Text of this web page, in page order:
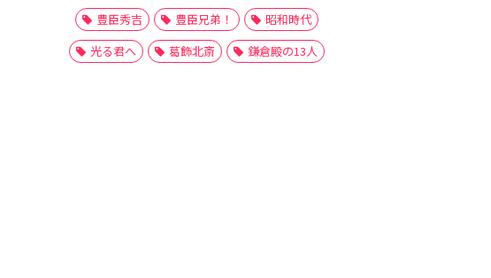
豊臣秀吉
豊臣兄弟！
昭和時代
光る君へ
葛飾北斎 鎌倉殿の13人